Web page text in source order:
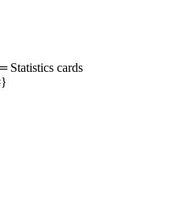
cards